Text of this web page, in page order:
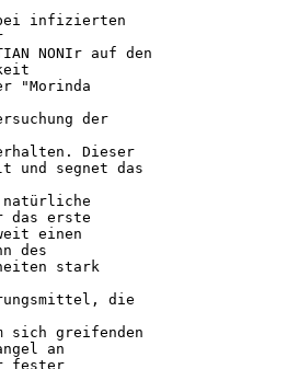
bei infizierten
NONIr auf den
"Morinda
der
erhalten. Dieser
und segnet das
natürliche
das erste
einen
des
stark
die
sich greifenden
an
fester